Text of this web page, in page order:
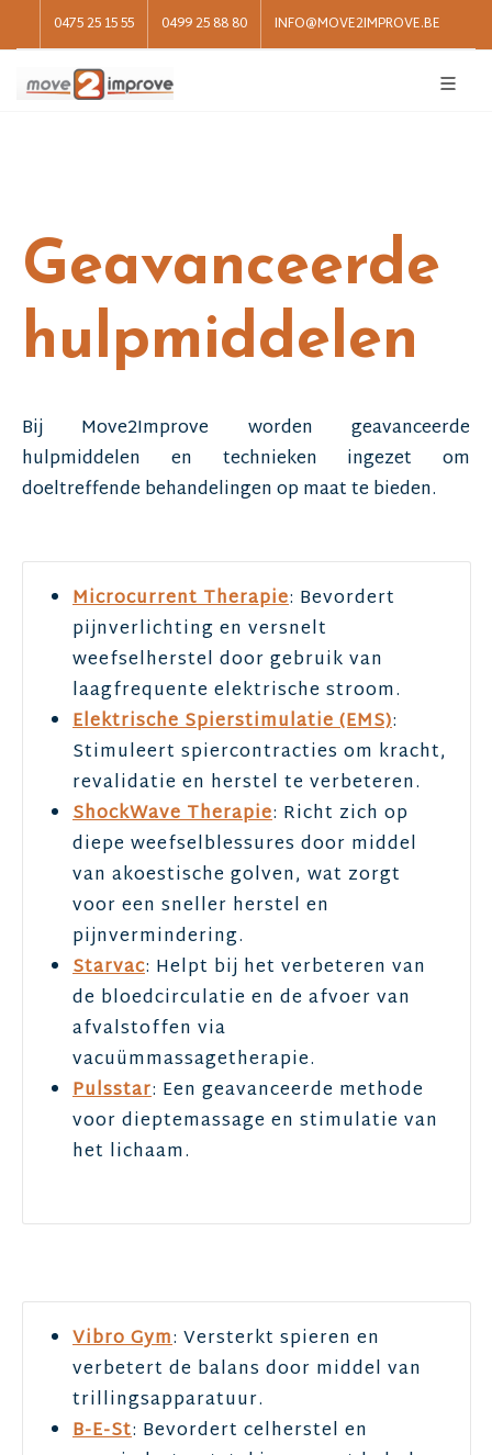
0475 25 15 55 0499 25 88 80 INFO@MOVE2IMPROVE.BE
Geavanceerde
hulpmiddelen
Bij Move2Improve worden geavanceerde
hulpmiddelen en technieken ingezet om
doeltreffende behandelingen op maat te bieden.
Microcurrent Therapie: Bevordert
pijnverlichting en versnelt
weefselherstel door gebruik van
laagfrequente elektrische stroom.
Elektrische Spierstimulatie (EMS):
Stimuleert spiercontracties om kracht,
revalidatie en herstel te verbeteren.
ShockWave Therapie: Richt zich op
diepe weefselblessures door middel
van akoestische golven, wat zorgt
voor een sneller herstel en
pijnvermindering.
Starvac: Helpt bij het verbeteren van
de bloedcirculatie en de afvoer van
afvalstoffen via
vacuümmassagetherapie.
Pulsstar: Een geavanceerde methode
voor dieptemassage en stimulatie van
het lichaam.
Vibro Gym: Versterkt spieren en
verbetert de balans door middel van
trillingsapparatuur.
B-E-St: Bevordert celherstel en